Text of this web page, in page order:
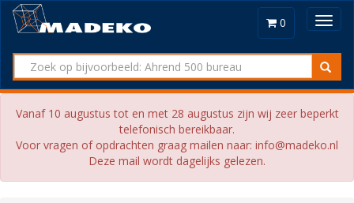
0
Vanaf 10 augustus tot en met 28 augustus zijn wij zeer beperkt
telefonisch bereikbaar.
Voor vragen of opdrachten graag mailen naar: info@madeko.nl
Deze mail wordt dagelijks gelezen.